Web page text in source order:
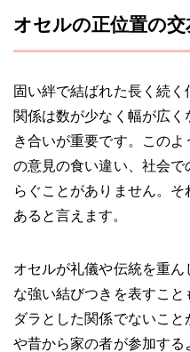
オセルの正位置の交
固い絆で結ばれた長く続
関係は数が少なく幅が広
き合いが重要です。この
の意見の食い違い、社会
らぐことがありません。
あると言えます。
オセルが礼儀や伝統を重ん
な強い結びつきを表すこ
ダラとした関係でないこ
や昔から家の者が参加す